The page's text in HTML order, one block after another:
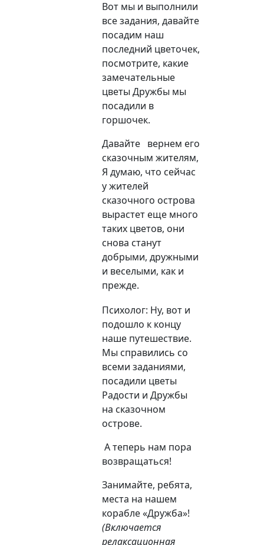
Вот мы и выполнили
все задания, давайте
посадим наш
последний цветочек,
посмотрите, какие
замечательные
цветы Дружбы мы
посадили в
горшочек.
Давайте вернем его
сказочным жителям,
Я думаю, что сейчас
у жителей
сказочного острова
вырастет еще много
таких цветов, они
снова станут
добрыми, дружными
и веселыми, как и
прежде.
Психолог: Ну, вот и
подошло к концу
наше путешествие.
Мы справились со
всеми заданиями,
посадили цветы
Радости и Дружбы
на сказочном
острове.
А теперь нам пора
возвращаться!
Занимайте, ребята,
места на нашем
корабле«Дружба»!
(Включается
релаксационная